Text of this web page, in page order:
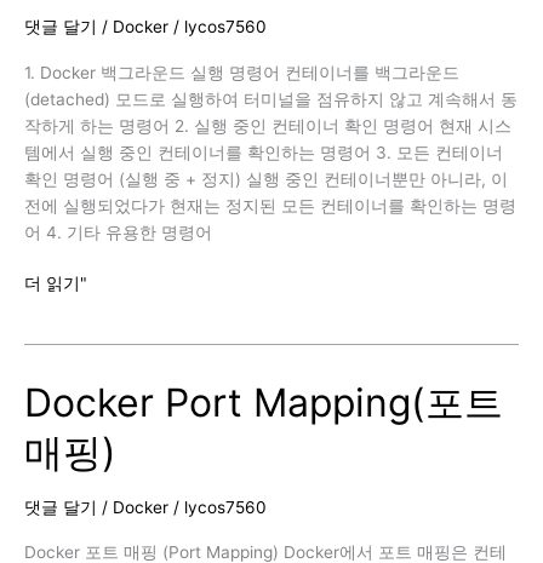
글
그
인
(OAuth)
전
체
흐
름
석
댓글 달기 / Docker / lycos7560
1. Docker 백그라운드 실행 명령어 컨테이너를 백그라운드
(detached) 모드로 실행하여 터미널을 점유하지 않고 계속해서 동
작하게 하는 명령어 2. 실행 중인 컨테이너 확인 명령어 현재 시스
템에서 실행 중인 컨테이너를 확인하는 명령어 3. 모든 컨테이너
확인 명령어 (실행 중 + 정지) 실행 중인 컨테이너뿐만 아니라, 이
전에 실행되었다가 현재는 정지된 모든 컨테이너를 확인하는 명령
어 4. 기타 유용한 명령어
Docker
운
드
실
행
명
령
어
더 읽기"
Docker Port Mapping(포트
매핑)
댓글 달기 / Docker / lycos7560
Docker 포트 매핑 (Port Mapping) Docker에서 포트 매핑은 컨테